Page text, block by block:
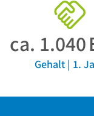
ca. 1.040
Gehalt | 1.